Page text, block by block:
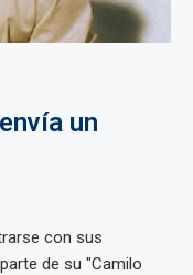
un
con sus
de su "Camilo